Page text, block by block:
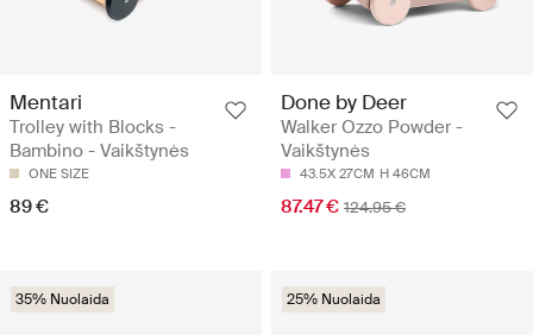
Mentari
Trolley with Blocks -
Bambino - Vaikštynės
ONE SIZE
89 €
Done by Deer
Walker Ozzo Powder -
Vaikštynės
43.5X 27CM H 46CM
87.47 € 124.95 €
35% Nuolaida 25% Nuolaida